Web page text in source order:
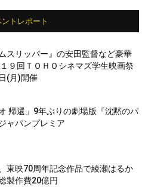
ントレポート
スリッパー』の安田監督など豪華
９回ＴＯＨＯシネマズ学生映画祭
(月)開催
帰還」9年ぶりの劇場版『沈黙のパ
ャパンプレミア
東映70周年記念作品で綾瀬はるか
製作費20億円